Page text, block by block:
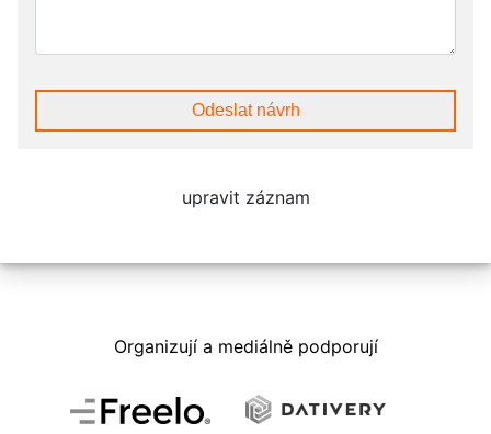
Odeslat návrh
upravit záznam
Organizují a mediálně podporují